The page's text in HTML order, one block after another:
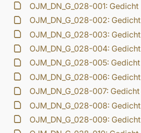
OJM_DN_G_028-001: Gedicht
OJM_DN_G_028-002: Gedicht
OJM_DN_G_028-003: Gedicht
OJM_DN_G_028-004: Gedicht
OJM_DN_G_028-005: Gedicht
OJM_DN_G_028-006: Gedicht
OJM_DN_G_028-007: Gedicht
OJM_DN_G_028-008: Gedicht
OJM_DN_G_028-009: Gedicht